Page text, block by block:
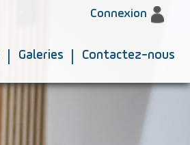
| Galeries | Contactez-nous
Connexion